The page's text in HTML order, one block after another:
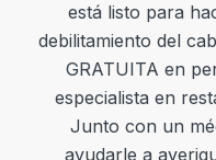
está listo para
debilitamiento del
GRATUITA en
especialista en
Junto con un
ayudarle a